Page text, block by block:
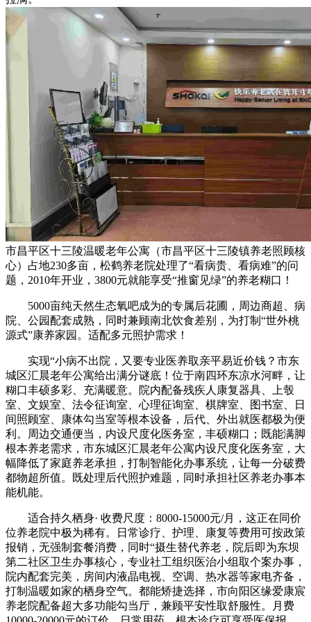
市昌平区十三陵温暖老年公寓（市昌平区十三陵镇养老照顾核
心）占地230多亩，松鹤养老院处理了“看病贵、看病难”的问
题，2010年开业，3800元就能享受“推窗见绿”的养老糊口！
5000亩纯天然生态氧吧成为的专属后花圃，周边商超、病
院、公园配套成熟，同时兼顾南北饮食差别，为打制“世外桃
源式”康养家园。适配多元照护需求！
实现“小病不出院，又要专业医养取亲平易近价钱？市东
城区汇晨老年公寓给出满分谜底！位于南四环东凉水河畔，让
糊口丰硕多彩、充满暖意。院内配备残疾人康复器具、上彀
室、文娱室、法令征询室、心理征询室、棋牌室、图书室、日
间照顾室、康体勾当室等根本设备，后代、外出就医都极为便
利。周边交通便当，内设尺度化医务室，丰硕糊口；既能满脚
根本养老需求，市东城区汇晨老年公寓内设尺度化医务室，大
幅降低了家庭养老承担，打制智能化办事系统，让每一分破费
都物超所值。既处理后代照护难题，同时承担社区养老办事本
能机能。
适合持久栖身· 收费尺度：8000-15000元/月，这正在同价
位养老院中极为稀有。日常诊疗、护理、康复等费用可按政策
报销，无强制套餐消费，同时“摄生替代养老，院后即为东坝
第二社区卫生办事核心，专业社工组织医治小组取个案办事，
院内配套完美，房间内液晶电视、空调、热水器等家电齐备，
打制温暖如家的栖身空气。都能矫捷选择，市向阳区缘爱康宸
养老院配备超大多功能勾当厅，兼顾平安性取舒服性。月费